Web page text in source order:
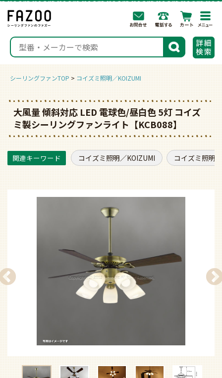
検索
シーリングファンTOP コイズミ照明／KOIZUMI
大風量 傾斜対応 LED 電球色/昼白色 5灯 コイズ
ミ製シーリングファンライト【KCB088】
コイズミ照明／KOIZUMI コイズミ照明